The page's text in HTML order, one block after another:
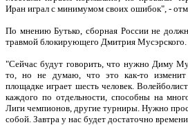
Иран играл с минимумом своих ошибок", -
По мнению Бутько, сборная России не
травмой блокирующего Дмитрия Мусэрского.
"Сейчас будут говорить, что нужно Диму
то, но не думаю, что это как-то
площадке играет шесть человек.
каждого по отдельности, способны на
Лиги чемпионов, другие турниры. Нужно
собой. Завтра у нас будет достаточно